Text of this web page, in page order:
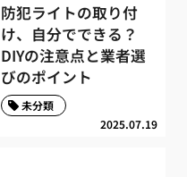
防犯ライトの取り付
け、自分でできる？
DIYの注意点と業者選
びのポイント
2025.07.19
未分類